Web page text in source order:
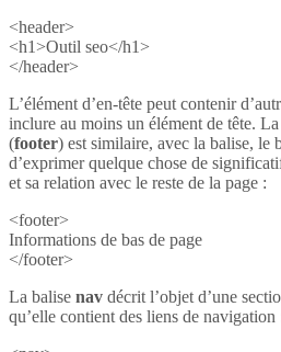
<header>
<h1>Outil seo</h1>
</header>
L’élément d’en-tête peut contenir
inclure au moins un élément de tête.
(footer) est similaire, avec la balise, le
d’exprimer quelque chose de
et sa relation avec le reste de la page :
<footer>
Informations de bas de page
</footer>
La balise nav décrit l’objet d’une
qu’elle contient des liens de navigation